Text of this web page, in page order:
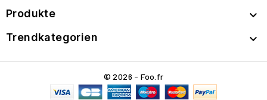
Produkte 
Trendkategorien 
© 2026 - Foo.fr